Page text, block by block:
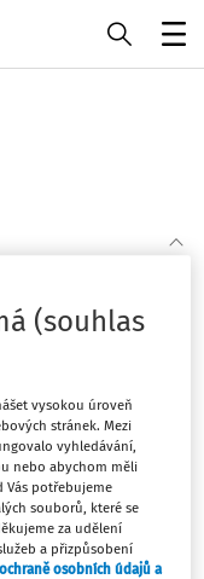
(souhlas
vysokou úroveň
stránek. Mezi
vyhledávání,
nebo abychom měli
Vás potřebujeme
souborů, které se
za udělení
a přizpůsobení
osobních údajů a